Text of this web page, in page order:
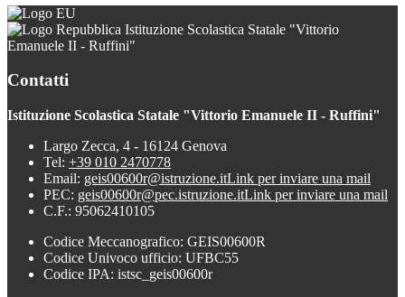
Istituzione Scolastica Statale "Vittorio
Emanuele II - Ruffini"
Contatti
Istituzione Scolastica Statale "Vittorio Emanuele II - Ruffini"
Largo Zecca, 4 - 16124 Genova
Tel: +39 010 2470778
Email: geis00600r@istruzione.itLink per inviare una mail
PEC: geis00600r@pec.istruzione.itLink per inviare una mail
C.F.: 95062410105
Codice Meccanografico: GEIS00600R
Codice Univoco ufficio: UFBC55
Codice IPA: istsc_geis00600r